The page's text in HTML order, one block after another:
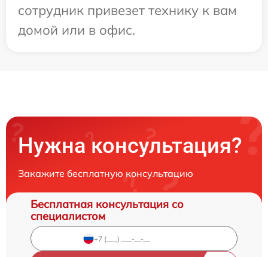
сотрудник привезет технику к вам
домой или в офис.
Нужна консультация?
Закажите бесплатную консультацию
Бесплатная консультация со
специалистом